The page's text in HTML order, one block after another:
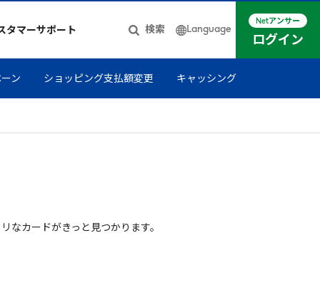
タマーサポート 検索 Language
Netアンサー
ログイン
ン ショッピング支払額変更 キャッシング
なカードがきっと見つかります。